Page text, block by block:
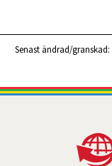
Senast ändrad/granskad: